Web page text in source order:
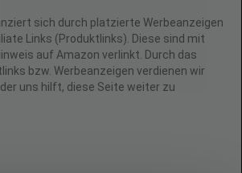
sich durch platzierte Werbeanzeigen
Links (Produktlinks). Diese sind mit
auf Amazon verlinkt. Durch das
bzw. Werbeanzeigen verdienen wir
uns hilft, diese Seite weiter zu